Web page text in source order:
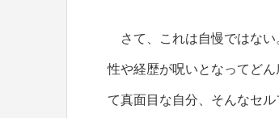
さて、これは自慢ではない
性や経歴が呪いとなってど
て真面目な自分、そんなセ